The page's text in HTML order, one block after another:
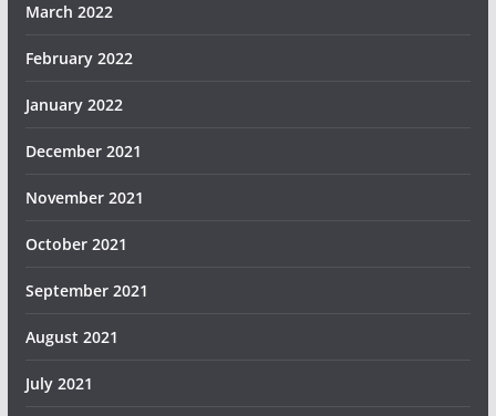
March 2022
February 2022
January 2022
December 2021
November 2021
October 2021
September 2021
August 2021
July 2021